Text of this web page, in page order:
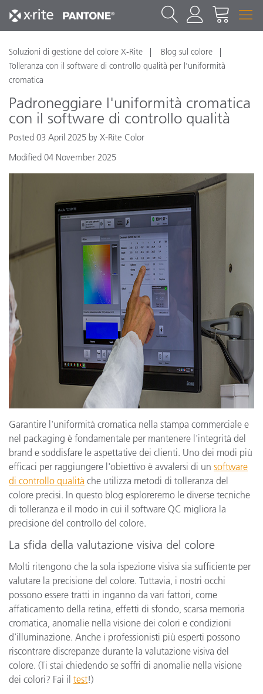
Soluzioni di gestione del colore X-Rite
Blog sul colore
Tolleranza con il software di controllo qualità per l'uniformità
cromatica
Padroneggiare l'uniformità cromatica
con il software di controllo qualità
Posted 03 April 2025 by X-Rite Color
Modified 04 November 2025
Garantire l'uniformità cromatica nella stampa commerciale e
nel packaging è fondamentale per mantenere l'integrità del
brand e soddisfare le aspettative dei clienti. Uno dei modi più
efficaci per raggiungere l'obiettivo è avvalersi di un software
di controllo qualità che utilizza metodi di tolleranza del
colore precisi. In questo blog esploreremo le diverse tecniche
di tolleranza e il modo in cui il software QC migliora la
precisione del controllo del colore.
La sfida della valutazione visiva del colore
Molti ritengono che la sola ispezione visiva sia sufficiente per
valutare la precisione del colore. Tuttavia, i nostri occhi
possono essere tratti in inganno da vari fattori, come
affaticamento della retina, effetti di sfondo, scarsa memoria
cromatica, anomalie nella visione dei colori e condizioni
d'illuminazione. Anche i professionisti più esperti possono
riscontrare discrepanze durante la valutazione visiva del
colore. (Ti stai chiedendo se soffri di anomalie nella visione
dei colori? Fai il test!)